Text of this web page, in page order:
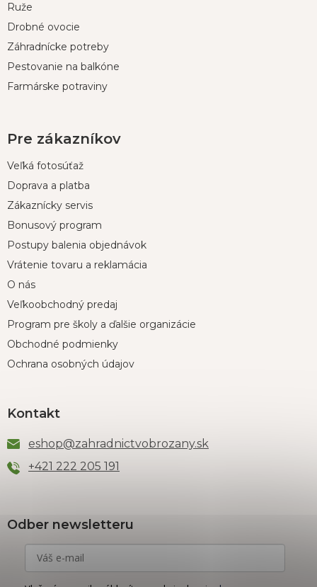
Ruže
Drobné ovocie
Záhradnícke potreby
Pestovanie na balkóne
Farmárske potraviny
Pre zákazníkov
Veľká fotosúťaž
Doprava a platba
Zákaznícky servis
Bonusový program
Postupy balenia objednávok
Vrátenie tovaru a reklamácia
O nás
Veľkoobchodný predaj
Program pre školy a ďalšie organizácie
Obchodné podmienky
Ochrana osobných údajov
Kontakt
eshop@zahradnictvobrozany.sk
+421 222 205 191
Odber newsletteru